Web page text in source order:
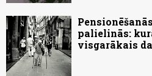
palielinās:
visgarākais